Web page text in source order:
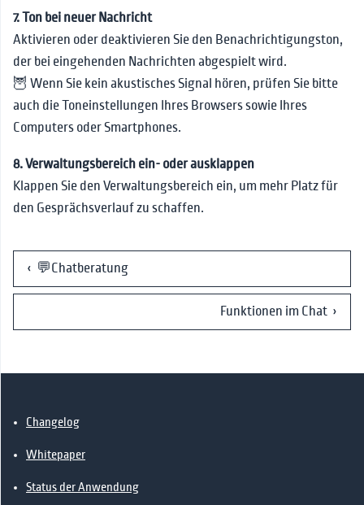
7. Ton bei neuer Nachricht
Aktivieren oder deaktivieren Sie den Benachrichtigungston,
der bei eingehenden Nachrichten abgespielt wird.
🦉 Wenn Sie kein akustisches Signal hören, prüfen Sie bitte
auch die Toneinstellungen Ihres Browsers sowie Ihres
Computers oder Smartphones.
8. Verwaltungsbereich ein- oder ausklappen
Klappen Sie den Verwaltungsbereich ein, um mehr Platz für
den Gesprächsverlauf zu schaffen.
‹ 💬Chatberatung
Funktionen im Chat ›
Changelog
Whitepaper
Status der Anwendung